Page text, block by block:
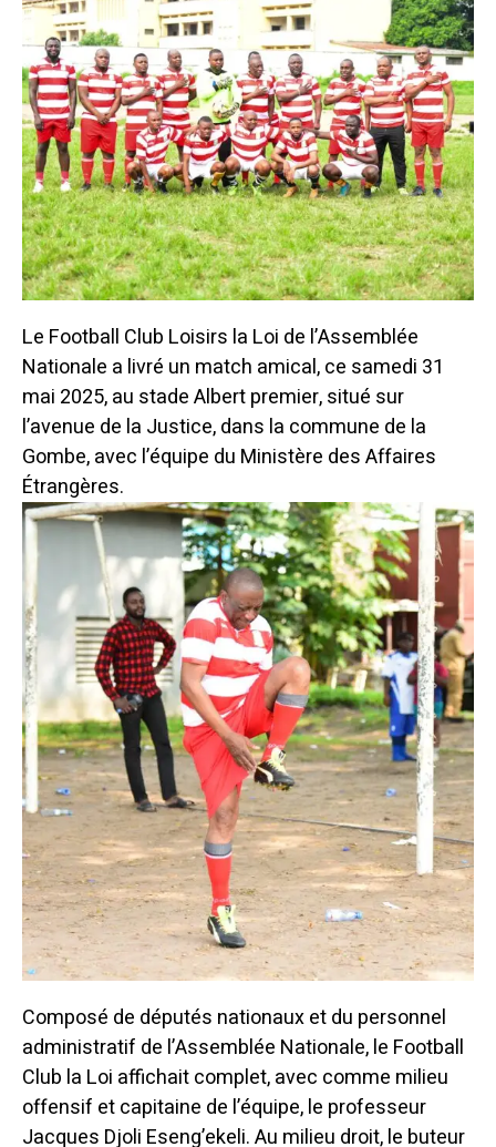
Le Football Club Loisirs la Loi de l’Assemblée
Nationale a livré un match amical, ce samedi 31
mai 2025, au stade Albert premier, situé sur
l’avenue de la Justice, dans la commune de la
Gombe, avec l’équipe du Ministère des Affaires
Étrangères.
Composé de députés nationaux et du personnel
administratif de l’Assemblée Nationale, le Football
Club la Loi affichait complet, avec comme milieu
offensif et capitaine de l’équipe, le professeur
Jacques Djoli Eseng’ekeli. Au milieu droit, le buteur